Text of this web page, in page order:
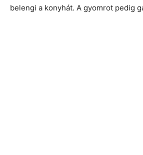
belengi a konyhát. A gyomrot pedig